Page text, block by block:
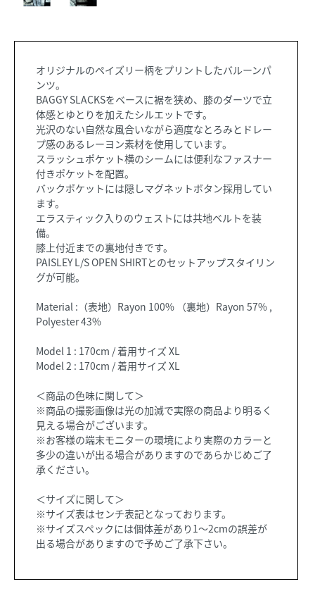
オリジナルのペイズリー柄をプリントしたバルーンパ
ンツ。
BAGGY SLACKSをベースに裾を狭め、膝のダーツで立
体感とゆとりを加えたシルエットです。
光沢のない自然な風合いながら適度なとろみとドレー
プ感のあるレーヨン素材を使用しています。
スラッシュポケット横のシームには便利なファスナー
付きポケットを配置。
バックポケットには隠しマグネットボタン採用してい
ます。
エラスティック入りのウェストには共地ベルトを装
備。
膝上付近までの裏地付きです。
PAISLEY L/S OPEN SHIRTとのセットアップスタイリン
グが可能。
Material :（表地）Rayon 100% （裏地）Rayon 57% ,
Polyester 43%
Model 1 : 170cm / 着用サイズ XL
Model 2 : 170cm / 着用サイズ XL
＜商品の色味に関して＞
※商品の撮影画像は光の加減で実際の商品より明るく
見える場合がございます。
※お客様の端末モニターの環境により実際のカラーと
多少の違いが出る場合がありますのであらかじめご了
承ください。
＜サイズに関して＞
※サイズ表はセンチ表記となっております。
※サイズスペックには個体差があり1～2cmの誤差が
出る場合がありますので予めご了承下さい。